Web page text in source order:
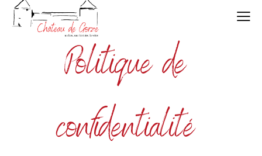
Politique de
confidentialité